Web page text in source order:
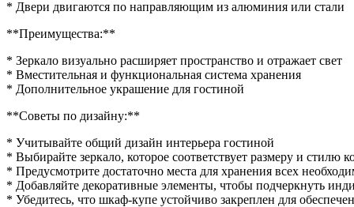
* Двери двигаются по направляющим из алюминия или стали
**Преимущества:**
* Зеркало визуально расширяет пространство и отражает свет
* Вместительная и функциональная система хранения
* Дополнительное украшение для гостиной
**Советы по дизайну:**
* Учитывайте общий дизайн интерьера гостиной
* Выбирайте зеркало, которое соответствует размеру и стилю
* Предусмотрите достаточно места для хранения всех
* Добавляйте декоративные элементы, чтобы подчеркнуть
* Убедитесь, что шкаф-купе устойчиво закреплен для